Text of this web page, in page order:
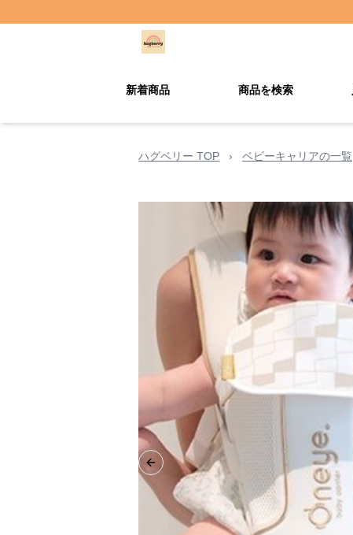
新着商品 商品を検索
ハグベリー TOP › ベビーキャリアの一覧
Previous slide